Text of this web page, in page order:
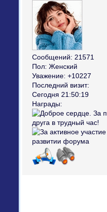
Сообщений: 21571
Пол: Женский
Уважение: +10227
Последний визит:
Сегодня 21:50:19
Награды: